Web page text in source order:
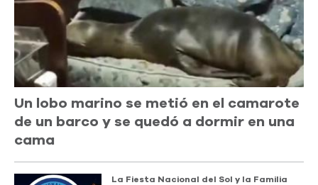
Un lobo marino se metió en el camarote
de un barco y se quedó a dormir en una
cama
La Fiesta Nacional del Sol y la Familia